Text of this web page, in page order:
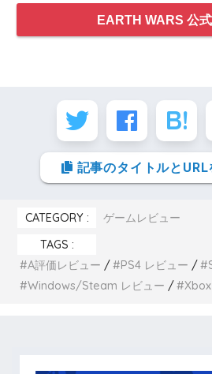
EARTH WARS 公
記事のタイトルとURL
CATEGORY :
ゲームレビュー
TAGS :
A評価レビュー
PS4 レビュー
Windows/Steam レビュー